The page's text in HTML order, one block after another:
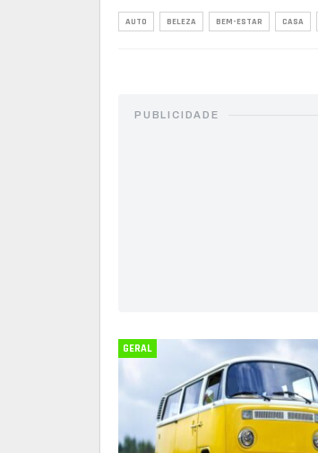
AUTO BELEZA BEM-ESTAR CASA
PUBLICIDADE
GERAL